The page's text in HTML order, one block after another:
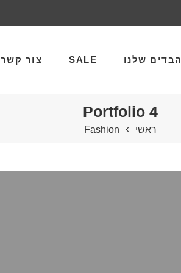
הבדים שלנו SALE צור קשר
Portfolio 4
ראשי Fashion